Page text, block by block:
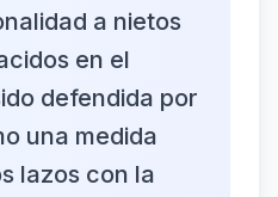
a nietos
en el
defendida por
una medida
lazos con la